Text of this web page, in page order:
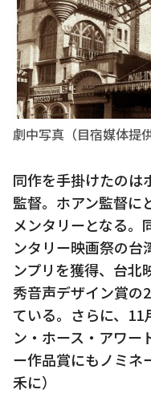
劇中写真（目宿媒体提供
同作を手掛けたのは
監督。ホアン監督に
メンタリーとなる。
ンタリー映画祭の台
ンプリを獲得、台北
秀音声デザイン賞の
ている。さらに、
ン・ホース・アワー
ー作品賞にもノミネ
禾に）